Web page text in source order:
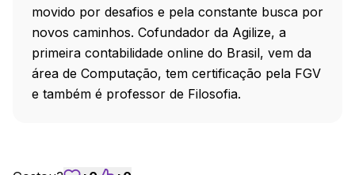
movido por desafios e pela constante busca por
novos caminhos. Cofundador da Agilize, a
primeira contabilidade online do Brasil, vem da
área de Computação, tem certificação pela FGV
e também é professor de Filosofia.